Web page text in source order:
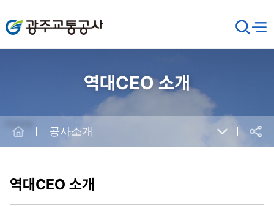
광주교통공사
검
색
창
메뉴
역대CEO 소개
공유
공사소개
역대CEO 소개